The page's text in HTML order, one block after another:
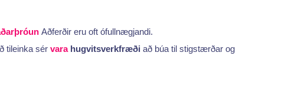
Aðferðir eru oft ófullnægjandi.
tileinka sér varahugvitsverkfræði að búa til stigstærðar og